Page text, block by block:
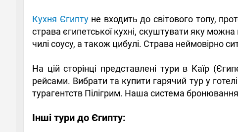
Кухня Єгиптуне входить до світового топу,
страва єгипетської кухні, скуштувати яку можна
чилі соусу, а також цибулі. Страва неймовірно
На цій сторінці представлені тури в Каїр
рейсами. Вибрати та купити гарячий тур у
турагентств Пілігрим. Наша система бронювання
Інші тури до Єгипту: